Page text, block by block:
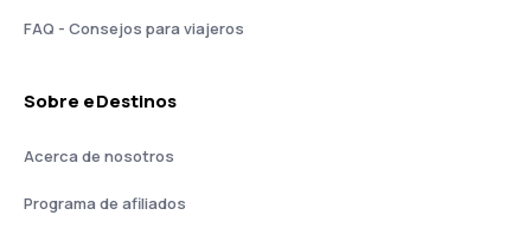
FAQ - Consejos para viajeros
Sobre eDestinos
Acerca de nosotros
Programa de afiliados